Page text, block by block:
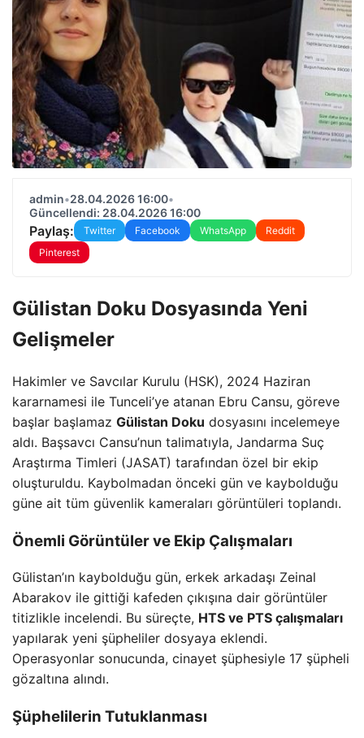
admin•28.04.2026 16:00•
Güncellendi: 28.04.2026 16:00
Paylaş: Twitter Facebook WhatsApp
Reddit
Pinterest
Gülistan Doku Dosyasında Yeni
Gelişmeler
Hakimler ve Savcılar Kurulu (HSK), 2024 Haziran
kararnamesi ile Tunceli’ye atanan Ebru Cansu, göreve
başlar başlamaz Gülistan Doku dosyasını incelemeye
aldı. Başsavcı Cansu’nun talimatıyla, Jandarma Suç
Araştırma Timleri (JASAT) tarafından özel bir ekip
oluşturuldu. Kaybolmadan önceki gün ve kaybolduğu
güne ait tüm güvenlik kameraları görüntüleri toplandı.
Önemli Görüntüler ve Ekip Çalışmaları
Gülistan’ın kaybolduğu gün, erkek arkadaşı Zeinal
Abarakov ile gittiği kafeden çıkışına dair görüntüler
titizlikle incelendi. Bu süreçte, HTS ve PTS çalışmaları
yapılarak yeni şüpheliler dosyaya eklendi.
Operasyonlar sonucunda, cinayet şüphesiyle 17 şüpheli
gözaltına alındı.
Şüphelilerin Tutuklanması